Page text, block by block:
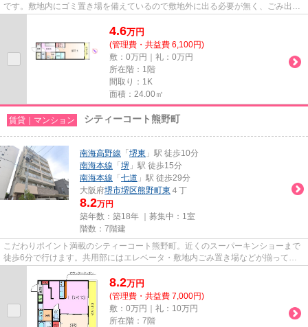
です。敷地内にゴミ置き場を備えているので敷地外に出る必要が無く、ごみ出し
4.6万円
(管理費・共益費 6,100円)
敷：0万円｜礼：0万円
所在階：1階
間取り：1K
面積：24.00㎡
賃貸｜マンション シティーコート熊野町
南海高野線 「 堺東 」駅 徒歩10分
南海本線 「 堺 」駅 徒歩15分
南海本線 「 七道 」駅 徒歩29分
大阪府堺市堺区熊野町東 ４丁
8.2万円
築年数：築18年 ｜募集中： 1室
階数：7階建
こだわりポイント満載のシティーコート熊野町。近くのスーパーキンショーまで
徒歩6分で行けます。共用部にはエレベータ・敷地内ごみ置き場などが揃ってお
8.2万円
(管理費・共益費 7,000円)
敷：0万円｜礼：10万円
所在階：7階